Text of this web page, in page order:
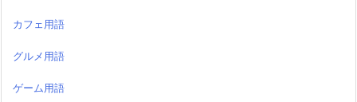
カフェ用語
グルメ用語
ゲーム用語